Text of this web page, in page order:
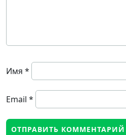
Имя *
Email *